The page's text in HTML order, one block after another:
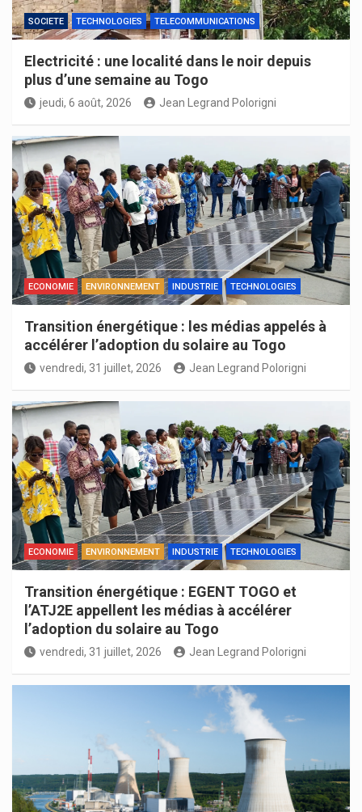
SOCIETE TECHNOLOGIES TELECOMMUNICATIONS
Electricité : une localité dans le noir depuis
plus d’une semaine au Togo
jeudi, 6 août, 2026 Jean Legrand Polorigni
ECONOMIE ENVIRONNEMENT INDUSTRIE TECHNOLOGIES
Transition énergétique : les médias appelés à
accélérer l’adoption du solaire au Togo
vendredi, 31 juillet, 2026 Jean Legrand Polorigni
ECONOMIE ENVIRONNEMENT INDUSTRIE TECHNOLOGIES
Transition énergétique : EGENT TOGO et
l’ATJ2E appellent les médias à accélérer
l’adoption du solaire au Togo
vendredi, 31 juillet, 2026 Jean Legrand Polorigni